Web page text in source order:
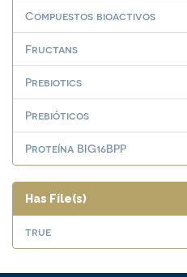
Compuestos bioactivos
Fructans
Prebiotics
Prebióticos
Proteína BIG16BPP
Has File(s)
true